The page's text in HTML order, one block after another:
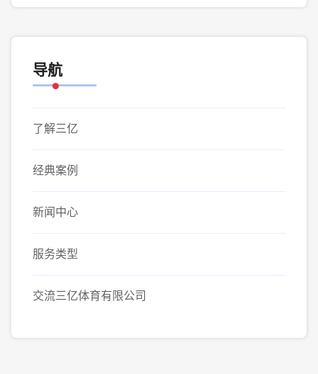
导航
了解三亿
经典案例
新闻中心
服务类型
交流三亿体育有限公司